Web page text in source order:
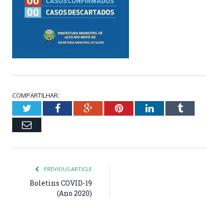
COMPARTILHAR:
TwitterFacebookGoogle+PinterestLinkedInTumblr
Email
PREVIOUS ARTICLE
Boletins COVID-19
(Ano 2020)